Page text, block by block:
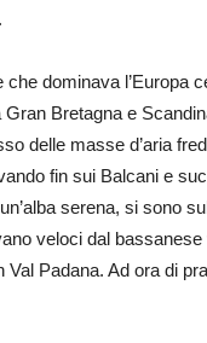
che dominava
Bretagna e
delle masse d’aria
fin sui Balcani e
serena, si sono
veloci dal
Padana. Ad ora di